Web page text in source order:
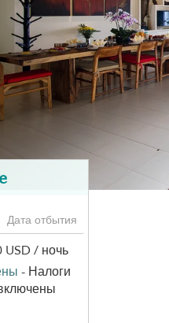
USD / ночь
- Налоги